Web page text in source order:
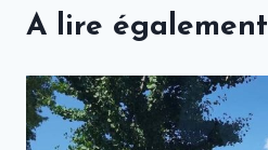
A lire également